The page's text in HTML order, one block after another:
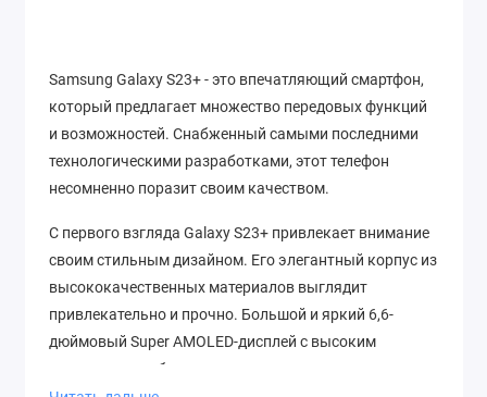
Samsung Galaxy S23+ - это впечатляющий смартфон,
который предлагает множество передовых функций
и возможностей. Снабженный самыми последними
технологическими разработками, этот телефон
несомненно поразит своим качеством.
С первого взгляда Galaxy S23+ привлекает внимание
своим стильным дизайном. Его элегантный корпус из
высококачественных материалов выглядит
привлекательно и прочно. Большой и яркий 6,6-
дюймовый Super AMOLED-дисплей с высоким
разрешением обеспечивает невероятно четкое и